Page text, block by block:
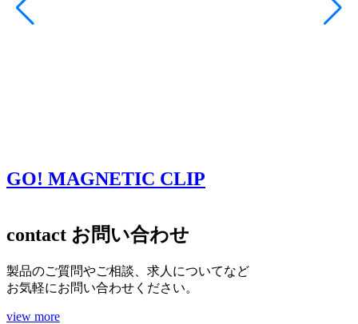
GO! MAGNETIC CLIP
contact お問い合わせ
製品のご質問やご相談、求人についてなど
お気軽にお問い合わせください。
view more